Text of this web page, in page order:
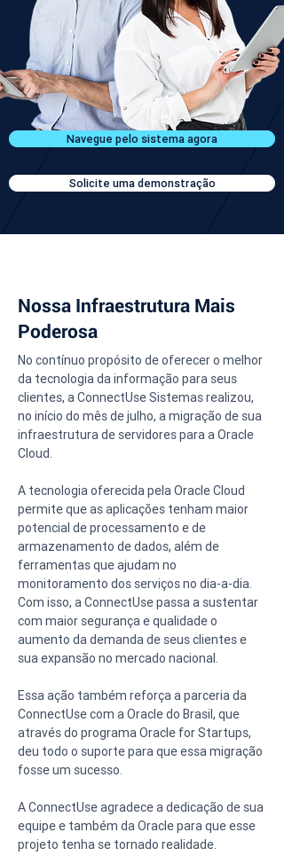
Navegue pelo sistema agora
Solicite uma demonstração
Nossa Infraestrutura Mais
Poderosa
No contínuo propósito de oferecer o melhor
da tecnologia da informação para seus
clientes, a ConnectUse Sistemas realizou,
no início do mês de julho, a migração de sua
infraestrutura de servidores para a Oracle
Cloud.
A tecnologia oferecida pela Oracle Cloud
permite que as aplicações tenham maior
potencial de processamento e de
armazenamento de dados, além de
ferramentas que ajudam no
monitoramento dos serviços no dia-a-dia.
Com isso, a ConnectUse passa a sustentar
com maior segurança e qualidade o
aumento da demanda de seus clientes e
sua expansão no mercado nacional.
Essa ação também reforça a parceria da
ConnectUse com a Oracle do Brasil, que
através do programa Oracle for Startups,
deu todo o suporte para que essa migração
fosse um sucesso.
A ConnectUse agradece a dedicação de sua
equipe e também da Oracle para que esse
projeto tenha se tornado realidade.